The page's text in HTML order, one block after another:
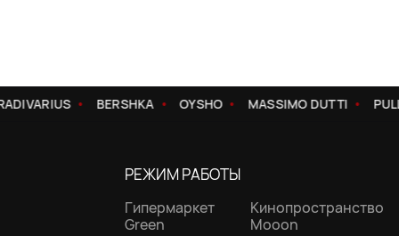
BERSHKA OYSHO MASSIMO DUTTI
РЕЖИМ РАБОТЫ
Гипермаркет
Green
Кинопространство
Mooon